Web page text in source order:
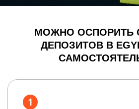
МОЖНО ОСПОРИТЬ
ДЕПОЗИТОВ В
1